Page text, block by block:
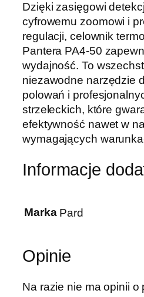
Dzięki zasięgowi
cyfrowemu zoomowi i
regulacji, celownik
Pantera PA4-50
wydajność. To
niezawodne narzędzie
polowań i
strzeleckich, które
efektywność nawet w
wymagających
Informacje
Marka Pard
Opinie
Na razie nie ma opinii o